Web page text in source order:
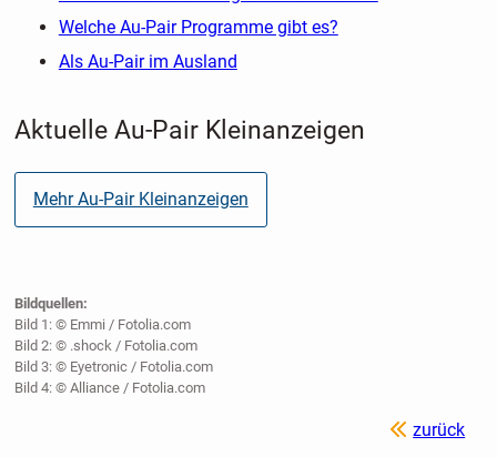
Welche Au-Pair Programme gibt es?
Als Au-Pair im Ausland
Aktuelle Au-Pair Kleinanzeigen
Mehr Au-Pair Kleinanzeigen
Bildquellen:
Bild 1: © Emmi / Fotolia.com
Bild 2: © .shock / Fotolia.com
Bild 3: © Eyetronic / Fotolia.com
Bild 4: © Alliance / Fotolia.com
zurück